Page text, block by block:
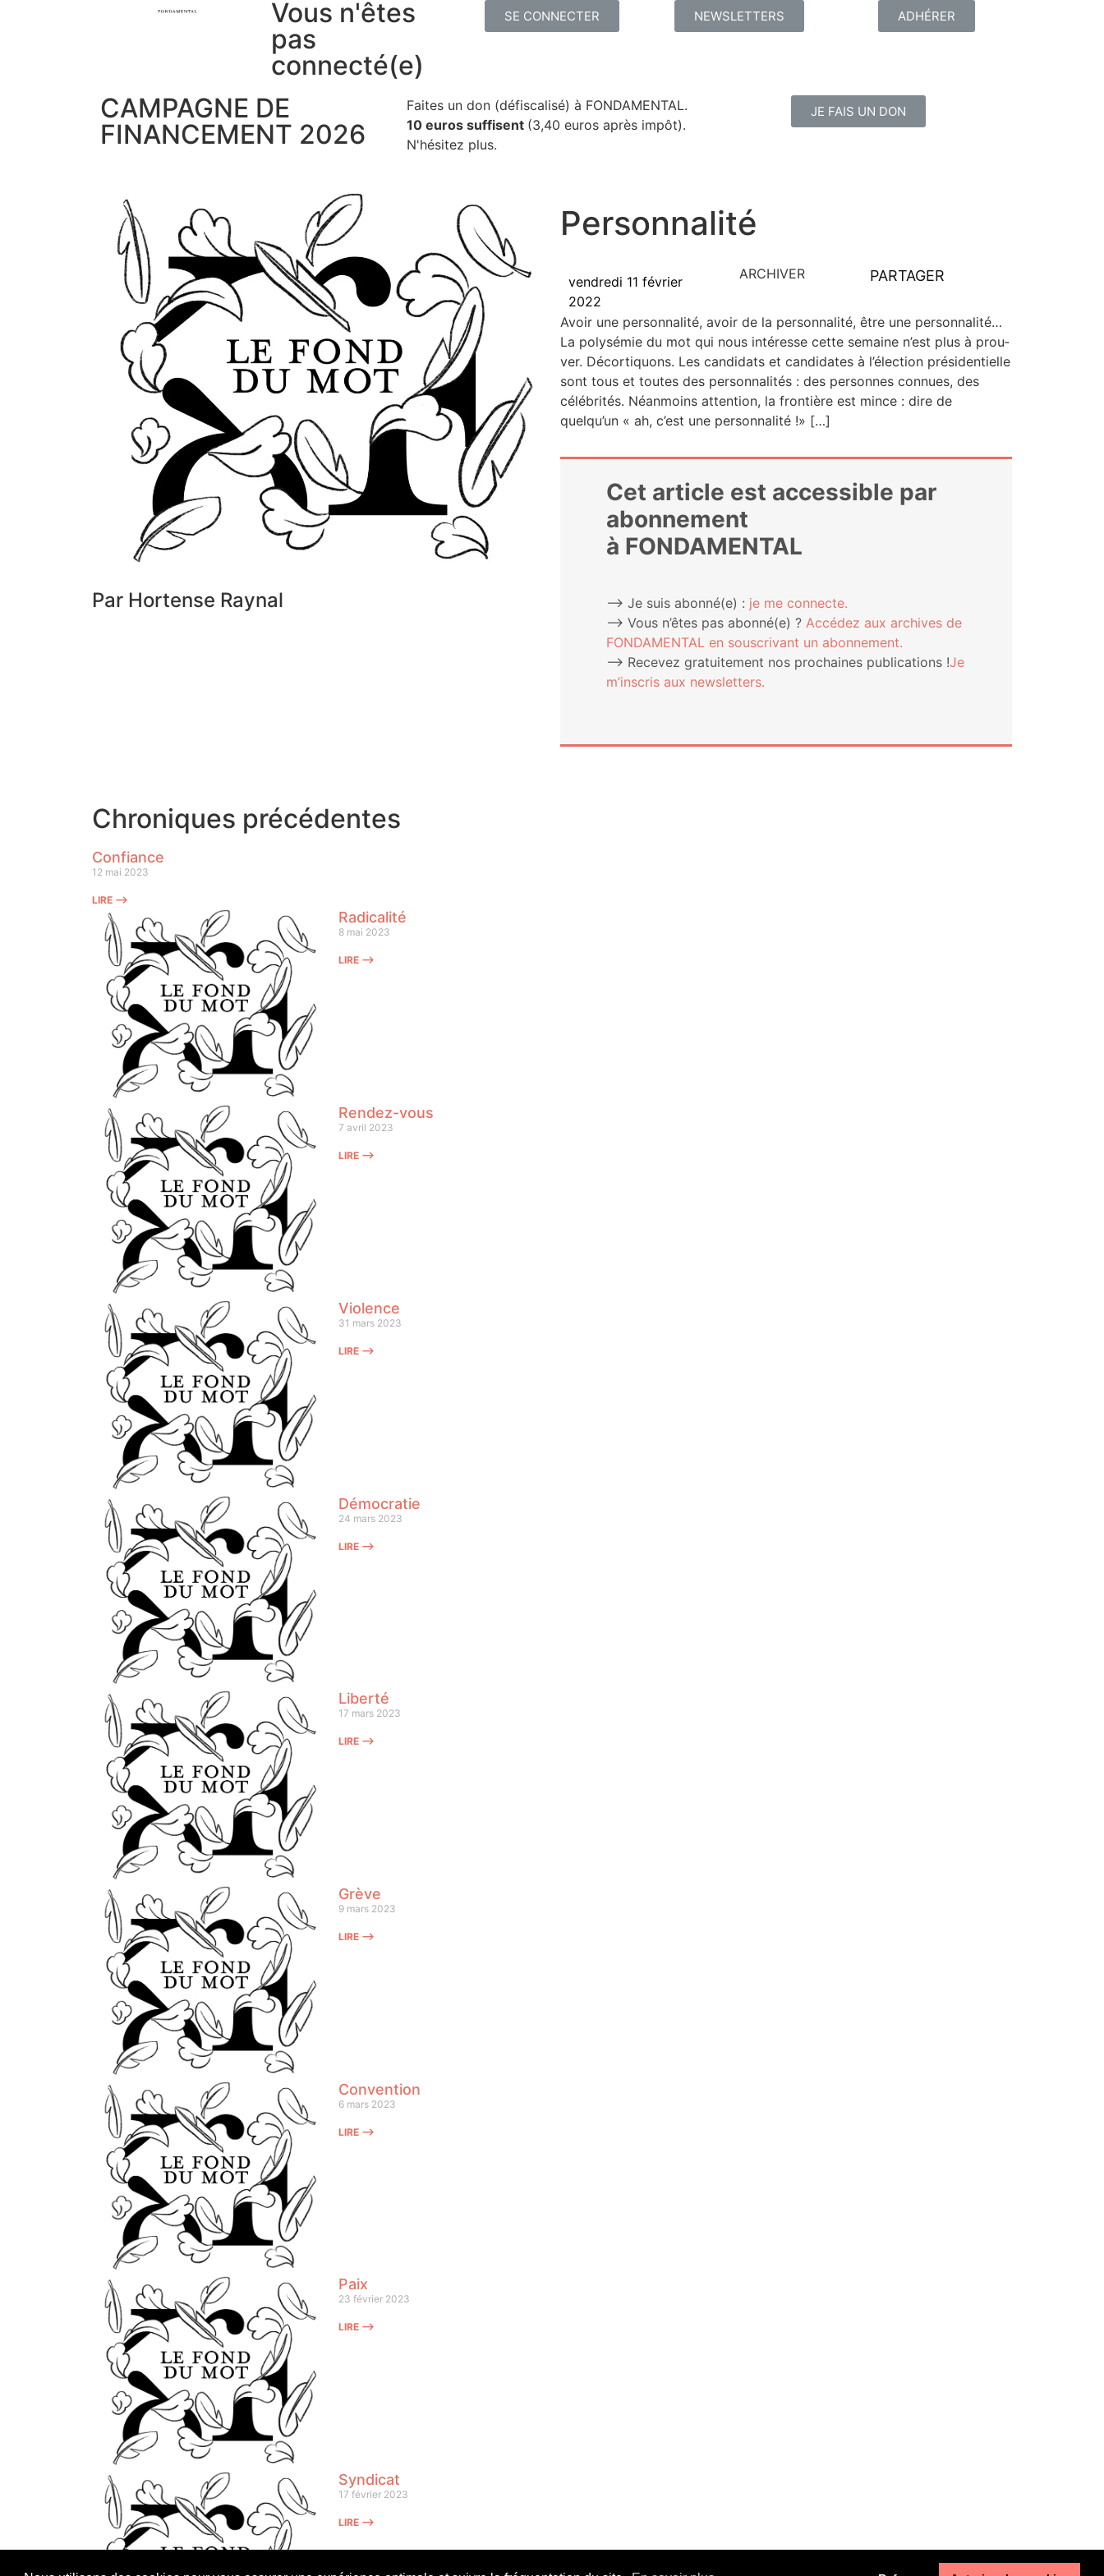
Vous n'êtes
pas
connecté(e)
SE CONNECTER NEWSLETTERS ADHÉRER
CAMPAGNE DE
FINANCEMENT 2026
Faites un don (défiscalisé) à FONDAMENTAL.
10 euros suffisent (3,40 euros après impôt).
N'hésitez plus.
JE FAIS UN DON
Par Hortense Raynal
Personnalité
vendredi 11 février
2022
ARCHIVER PARTAGER
Avoir une per­son­na­li­té, avoir de la per­son­na­li­té, être une per­son­na­li­té…
La poly­sé­mie du mot qui nous inté­resse cette semaine n’est plus à prou­
ver. Décor­ti­quons. Les can­di­dats et can­di­dates à l’élection pré­si­den­tielle
sont tous et toutes des per­son­na­li­tés : des per­sonnes connues, des
célé­bri­tés. Néan­moins atten­tion, la fron­tière est mince : dire de
quelqu’un « ah, c’est une personnalité !» […]
Cet article est accessible par
abonnement
à FONDAMENTAL
⟶ Je suis abonné(e) : je me connecte.
⟶ Vous n’êtes pas abonné(e) ? Accé­dez aux archives de
FONDAMENTAL en sous­cri­vant un abonnement.
⟶ Rece­vez gra­tui­te­ment nos pro­chaines publi­ca­tions !Je
m’ins­cris aux newsletters.
Chroniques précédentes
Confiance
12 mai 2023
LIRE ⟶
Radicalité
8 mai 2023
LIRE ⟶
Rendez-vous
7 avril 2023
LIRE ⟶
Violence
31 mars 2023
LIRE ⟶
Démocratie
24 mars 2023
LIRE ⟶
Liberté
17 mars 2023
LIRE ⟶
Grève
9 mars 2023
LIRE ⟶
Convention
6 mars 2023
LIRE ⟶
Paix
23 février 2023
LIRE ⟶
Syndicat
17 février 2023
LIRE ⟶